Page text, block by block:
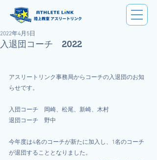
陸上教室 アスリートリンク
入退団コーチ 2022
2022年4月5日
アスリートリンク事務局からコーチの入退団のお知
らせです。
入団コーチ　岡崎、松尾、新崎、木村
退団コーチ　野中
今年度は4名のコーチが新たに加入し、1名のコーチ
が退団することとなりました。